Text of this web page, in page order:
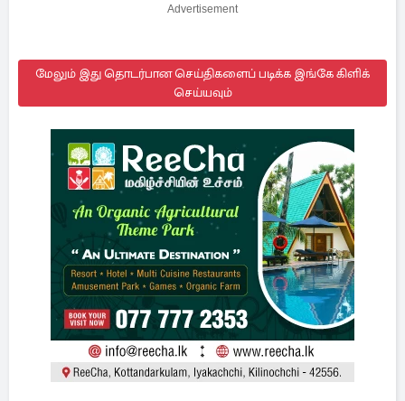
Advertisement
மேலும் இது தொடர்பான செய்திகளைப் படிக்க இங்கே கிளிக்
செய்யவும்